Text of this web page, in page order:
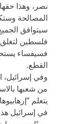
نصر، وهذا
المصالحة
سيتوافق
فلسطين
فسيفساء
القطع.
وفي إسرائيل،
من شعبها
يتعلم
في إسرائيل